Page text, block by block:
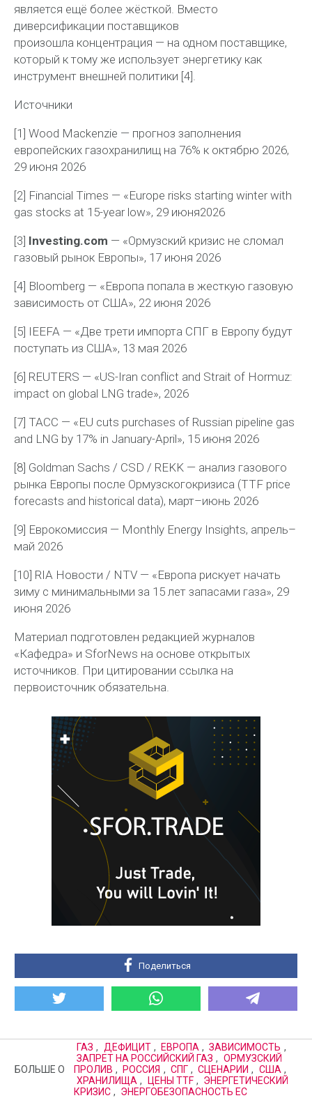
является ещё более жёсткой. Вместо
диверсификации поставщиков
произошла концентрация — на одном поставщике,
который к тому же использует энергетику как
инструмент внешней политики [4].
Источники
[1] Wood Mackenzie — прогноз заполнения
европейских газохранилищ на 76% к октябрю 2026,
29 июня 2026
[2] Financial Times — «Europe risks starting winter with
gas stocks at 15-year low», 29 июня2026
[3] Investing.com — «Ормузский кризис не сломал
газовый рынок Европы», 17 июня 2026
[4] Bloomberg — «Европа попала в жесткую газовую
зависимость от США», 22 июня 2026
[5] IEEFA — «Две трети импорта СПГ в Европу будут
поступать из США», 13 мая 2026
[6] REUTERS — «US-Iran conflict and Strait of Hormuz:
impact on global LNG trade», 2026
[7] ТАСС — «EU cuts purchases of Russian pipeline gas
and LNG by 17% in January-April», 15 июня 2026
[8] Goldman Sachs / CSD / REKK — анализ газового
рынка Европы после Ормузскогокризиса (TTF price
forecasts and historical data), март–июнь 2026
[9] Еврокомиссия — Monthly Energy Insights, апрель–
май 2026
[10] RIA Новости / NTV — «Европа рискует начать
зиму с минимальными за 15 лет запасами газа», 29
июня 2026
Материал подготовлен редакцией журналов
«Кафедра» и SforNews на основе открытых
источников. При цитировании ссылка на
первоисточник обязательна.
Поделиться
БОЛЬШЕ О
ГАЗ , ДЕФИЦИТ , ЕВРОПА , ЗАВИСИМОСТЬ ,
ЗАПРЕТ НА РОССИЙСКИЙ ГАЗ , ОРМУЗСКИЙ
ПРОЛИВ , РОССИЯ , СПГ , СЦЕНАРИИ , США ,
ХРАНИЛИЩА , ЦЕНЫ TTF , ЭНЕРГЕТИЧЕСКИЙ
КРИЗИС , ЭНЕРГОБЕЗОПАСНОСТЬ ЕС